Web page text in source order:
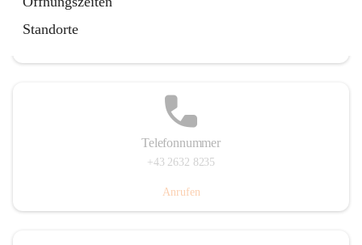
Standorte
Telefonnummer
+43 2632 8235
Anrufen